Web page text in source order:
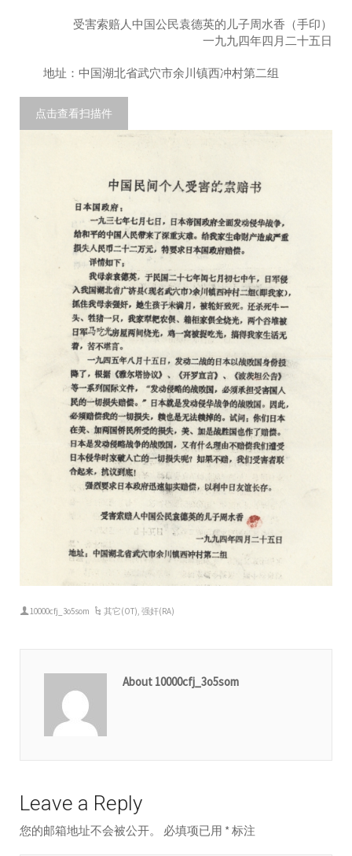
受害索赔人中国公民袁德英的儿子周水香（手印）
一九九四年四月二十五日
地址：中国湖北省武穴市余川镇西冲村第二组
10000cfj_3o5som 其它(OT),强奸(RA)
About 10000cfj_3o5som
Leave a Reply
您的邮箱地址不会被公开。 必填项已用 *标注